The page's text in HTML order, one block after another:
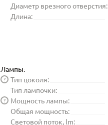
Диаметр врезного отверстия:
Длина:
Лампы:
Тип цоколя:
?
Тип лампочки:
Мощность лампы:
?
Общая мощность:
Световой поток, lm: